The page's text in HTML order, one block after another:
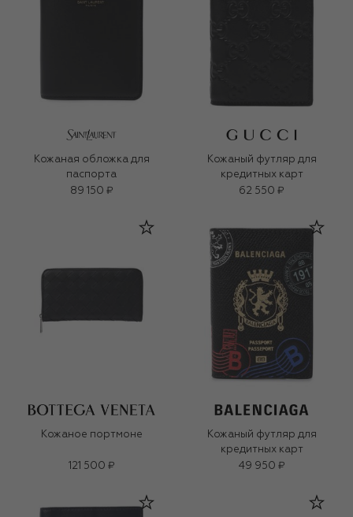
Кожаная обложка для
паспорта
89 150 ₽
Кожаный футляр для
кредитных карт
62 550 ₽
Кожаное портмоне
121 500 ₽
Кожаный футляр для
кредитных карт
49 950 ₽